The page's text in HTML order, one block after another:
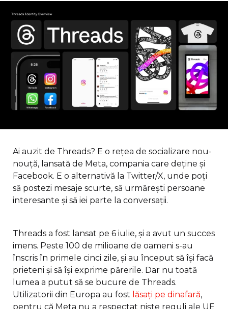
Ai auzit de Threads? E o rețea de socializare nou-
nouță, lansată de Meta, compania care deține și
Facebook. E o alternativă la Twitter/X, unde poți
să postezi mesaje scurte, să urmărești persoane
interesante și să iei parte la conversații.
Threads a fost lansat pe 6 iulie, și a avut un succes
imens. Peste 100 de milioane de oameni s-au
înscris în primele cinci zile, și au început să își facă
prieteni și să își exprime părerile. Dar nu toată
lumea a putut să se bucure de Threads.
Utilizatorii din Europa au fost lăsați pe dinafară,
pentru că Meta nu a respectat niște reguli ale UE